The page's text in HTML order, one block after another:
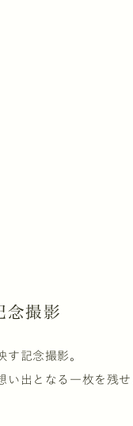
念撮影
す記念撮影。
出となる一枚を残せ